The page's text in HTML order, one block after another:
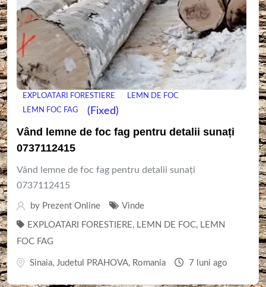
EXPLOATARI FORESTIERE
LEMN DE FOC
LEMN FOC FAG
(Fixed)
Vând lemne de foc fag pentru detalii sunați
0737112415
Vând lemne de foc fag pentru detalii sunați
0737112415
by Prezent Online Vinde
EXPLOATARI FORESTIERE, LEMN DE FOC, LEMN
FOC FAG
Sinaia, Judetul PRAHOVA, Romania 7 luni ago